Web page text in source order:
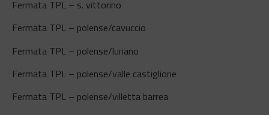
Fermata TPL – s. vittorino
Fermata TPL – polense/cavuccio
Fermata TPL – polense/lunano
Fermata TPL – polense/valle castiglione
Fermata TPL – polense/villetta barrea